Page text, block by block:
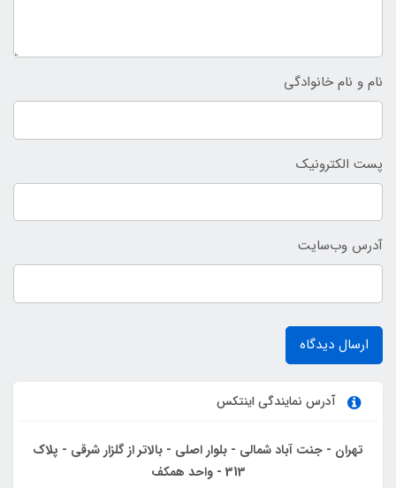
نام و نام خانوادگی
پست الکترونیک
آدرس وب‌سایت
ارسال دیدگاه
آدرس نمایندگی اینتکس
تهران - جنت آباد شمالی - بلوار اصلی - بالاتر از گلزار شرقی - پلاک
313 - واحد همکف